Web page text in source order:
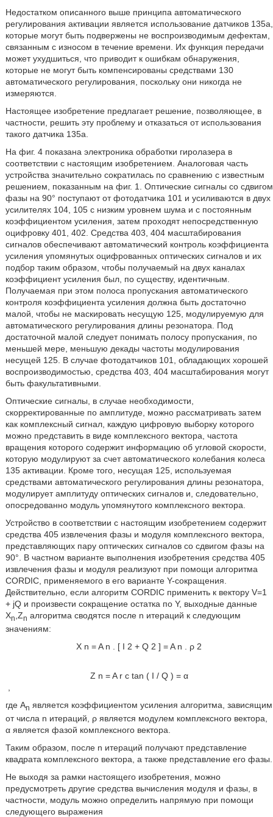
Недостатком описанного выше принципа автоматического
регулирования активации является использование датчиков 135а,
которые могут быть подвержены не воспроизводимым дефектам,
связанным с износом в течение времени. Их функция передачи
может ухудшиться, что приводит к ошибкам обнаружения,
которые не могут быть компенсированы средствами 130
автоматического регулирования, поскольку они никогда не
измеряются.
Настоящее изобретение предлагает решение, позволяющее, в
частности, решить эту проблему и отказаться от использования
такого датчика 135а.
На фиг. 4 показана электроника обработки гиролазера в
соответствии с настоящим изобретением. Аналоговая часть
устройства значительно сократилась по сравнению с известным
решением, показанным на фиг. 1. Оптические сигналы со сдвигом
фазы на 90° поступают от фотодатчика 101 и усиливаются в двух
усилителях 104, 105 с низким уровнем шума и с постоянным
коэффициентом усиления, затем проходят непосредственную
оцифровку 401, 402. Средства 403, 404 масштабирования
сигналов обеспечивают автоматический контроль коэффициента
усиления упомянутых оцифрованных оптических сигналов и их
подбор таким образом, чтобы получаемый на двух каналах
коэффициент усиления был, по существу, идентичным.
Получаемая при этом полоса пропускания автоматического
контроля коэффициента усиления должна быть достаточно
малой, чтобы не маскировать несущую 125, модулируемую для
автоматического регулирования длины резонатора. Под
достаточной малой следует понимать полосу пропускания, по
меньшей мере, меньшую декады частоты модулирования
несущей 125. В случае фотодатчиков 101, обладающих хорошей
воспроизводимостью, средства 403, 404 масштабирования могут
быть факультативными.
Оптические сигналы, в случае необходимости,
скорректированные по амплитуде, можно рассматривать затем
как комплексный сигнал, каждую цифровую выборку которого
можно представить в виде комплексного вектора, частота
вращения которого содержит информацию об угловой скорости,
которую модулируют за счет автоматического колебания колеса
135 активации. Кроме того, несущая 125, используемая
средствами автоматического регулирования длины резонатора,
модулирует амплитуду оптических сигналов и, следовательно,
опосредованно модуль упомянутого комплексного вектора.
Устройство в соответствии с настоящим изобретением содержит
средства 405 извлечения фазы и модуля комплексного вектора,
представляющих пару оптических сигналов со сдвигом фазы на
90°. В частном варианте выполнения изобретения средства 405
извлечения фазы и модуля реализуют при помощи алгоритма
CORDIC, применяемого в его варианте Y-сокращения.
Действительно, если алгоритм CORDIC применить к вектору V=1
+ jQ и произвести сокращение остатка по Y, выходные данные
Xn ,Zn алгоритма сводятся после n итераций к следующим
значениям:
X n = A n [ I 2 + Q 2 ] = A n ρ 2
Z n =A r c tan ( I / Q ) = α
где An является коэффициентом усиления алгоритма, зависящим
от числа n итераций, ρ является модулем комплексного вектора,
α является фазой комплексного вектора.
Таким образом, после n итераций получают представление
квадрата комплексного вектора, а также представление его фазы.
Не выходя за рамки настоящего изобретения, можно
предусмотреть другие средства вычисления модуля и фазы, в
частности, модуль можно определить напрямую при помощи
следующего выражения